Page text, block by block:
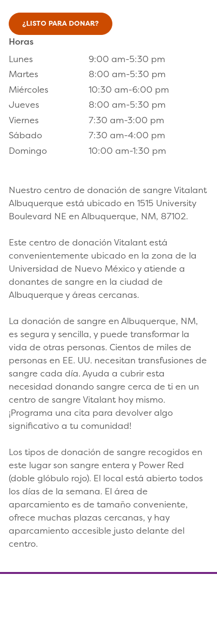
¿LISTO PARA DONAR?
Horas
Lunes
9:00 am-5:30 pm
Martes
8:00 am-5:30 pm
Miércoles
10:30 am-6:00 pm
Jueves
8:00 am-5:30 pm
Viernes
7:30 am-3:00 pm
Sábado
7:30 am-4:00 pm
Domingo
10:00 am-1:30 pm
Nuestro centro de donación de sangre Vitalant
Albuquerque está ubicado en 1515 University
Boulevard NE en Albuquerque, NM, 87102.
Este centro de donación Vitalant está
convenientemente ubicado en la zona de la
Universidad de Nuevo México y atiende a
donantes de sangre en la ciudad de
Albuquerque y áreas cercanas.
La donación de sangre en Albuquerque, NM,
es segura y sencilla, y puede transformar la
vida de otras personas. Cientos de miles de
personas en EE. UU. necesitan transfusiones de
sangre cada día. Ayuda a cubrir esta
necesidad donando sangre cerca de ti en un
centro de sangre Vitalant hoy mismo.
¡Programa una cita para devolver algo
significativo a tu comunidad!
Los tipos de donación de sangre recogidos en
este lugar son sangre entera y Power Red
(doble glóbulo rojo). El local está abierto todos
los días de la semana. El área de
aparcamiento es de tamaño conveniente,
ofrece muchas plazas cercanas, y hay
aparcamiento accesible justo delante del
centro.